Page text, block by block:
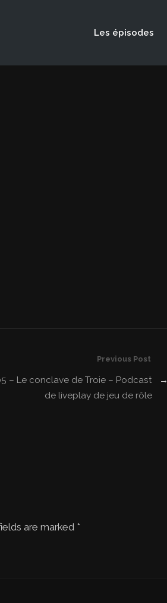
Les épisodes
Previous Post
– Le conclave de Troie – Podcast
de liveplay de jeu de rôle
→
are marked *